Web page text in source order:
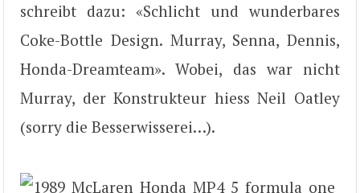
schreibt dazu: «Schlicht und wunderbares
Coke-Bottle Design. Murray, Senna, Dennis,
Honda-Dreamteam». Wobei, das war nicht
Murray, der Konstrukteur hiess Neil Oatley
(sorry die Besserwisserei…).